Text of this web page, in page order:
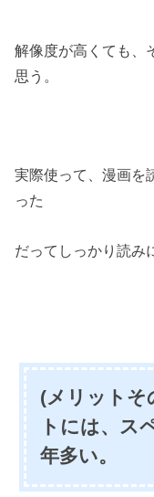
解像度が高くても、
思う。
実際使って、漫画を
った
だってしっかり読み
(メリットそ
トには、ス
年多い。